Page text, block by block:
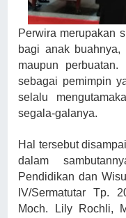
Perwira merupakan
bagi anak
maupun
sebagai pemimpin
selalu
segala-galanya.
Hal tersebut
dalam
Pendidikan dan
IV/Sermatutar Tp.
Moch. Lily Rochli,